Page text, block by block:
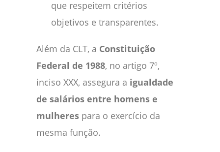
que respeitem critérios
objetivos e transparentes.
Além da CLT, a Constituição
Federal de 1988, no artigo 7º,
inciso XXX, assegura a igualdade
de salários entre homens e
mulheres para o exercício da
mesma função.